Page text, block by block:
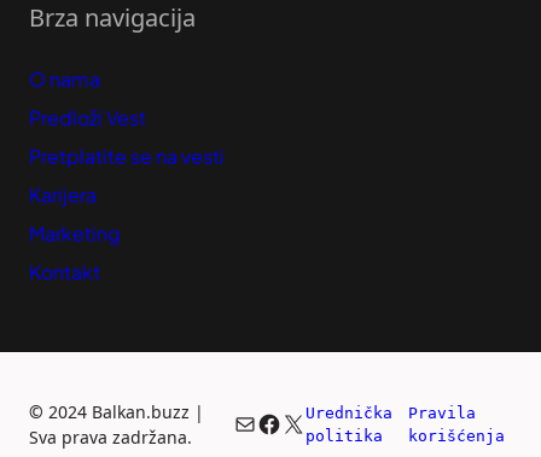
Brza navigacija
O nama
Predloži Vest
Pretplatite se na vesti
Karijera
Marketing
Kontakt
© 2024 Balkan.buzz |
Sva prava zadržana.
Mail
Facebook
X Urednička
politika
Pravila
korišćenja